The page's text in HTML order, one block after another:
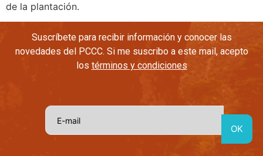
de la plantación.
Suscríbete para recibir información y conocer las
novedades del PCCC. Si me suscribo a este mail, acepto
los términos y condiciones